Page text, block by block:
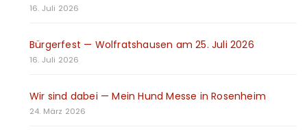
16. Juli 2026
Bürgerfest — Wolfratshausen am 25. Juli 2026
16. Juli 2026
Wir sind dabei — Mein Hund Messe in Rosenheim
24. März 2026